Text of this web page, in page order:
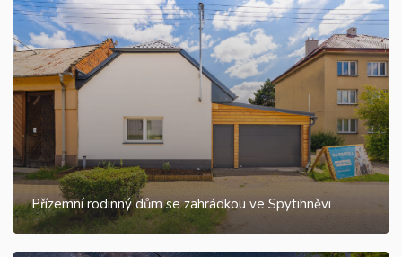
Přízemní rodinný dům se zahrádkou ve Spytihněvi